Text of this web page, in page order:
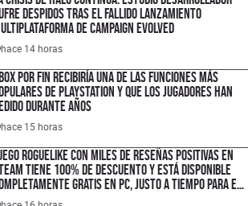
despidos tras el fallido lanzamiento
de Campaign Evolved
hace 14 horas
por fin recibiría una de las funciones más
de PlayStation y que los jugadores han
durante años
hace 15 horas
roguelike con miles de reseñas positivas en
tiene 100% de descuento y está disponible
gratis en PC, justo a tiempo para el
de su secuela